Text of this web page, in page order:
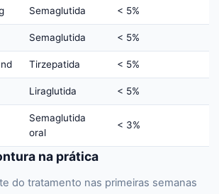
Semaglutida < 5%
Semaglutida < 5%
Tirzepatida < 5%
Liraglutida < 5%
Semaglutida
oral
< 3%
na prática
do tratamento nas primeiras semanas